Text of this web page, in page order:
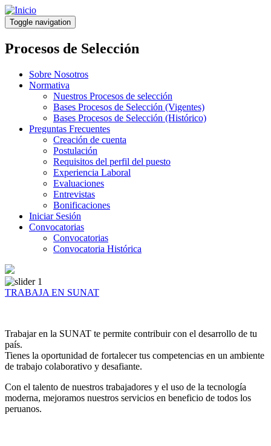
Pasar
al
contenido
principal
Toggle navigation
Procesos de Selección
Sobre Nosotros
Normativa
Nuestros Procesos de selección
Bases Procesos de Selección (Vigentes)
Bases Procesos de Selección (Histórico)
Preguntas Frecuentes
Creación de cuenta
Postulación
Requisitos del perfil del puesto
Experiencia Laboral
Evaluaciones
Entrevistas
Bonificaciones
Iniciar Sesión
Convocatorias
Convocatorias
Convocatoria Histórica
TRABAJA EN SUNAT
Trabajar en la SUNAT te permite contribuir con el desarrollo de tu
país.
Tienes la oportunidad de fortalecer tus competencias en un ambiente
de trabajo colaborativo y desafiante.
Con el talento de nuestros trabajadores y el uso de la tecnología
moderna, mejoramos nuestros servicios en beneficio de todos los
peruanos.